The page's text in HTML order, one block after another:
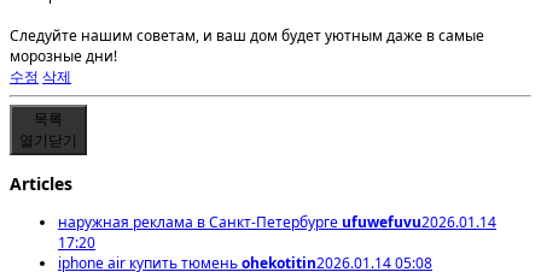
Следуйте нашим советам, и ваш дом будет уютным даже в самые
морозные дни!
수정 삭제
목록
열기닫기
Articles
наружная реклама в Санкт-Петербургеufuwefuvu2026.01.14
17:20
iphone air купить тюменьohekotitin2026.01.14 05:08